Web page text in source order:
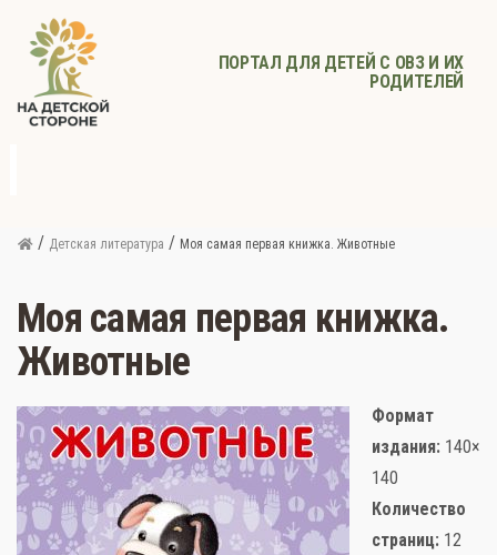
ПОРТАЛ ДЛЯ ДЕТЕЙ С ОВЗ И ИХ
РОДИТЕЛЕЙ
/ Детская литература / Моя самая первая книжка. Животные
Моя самая первая книжка.
Животные
Формат
издания: 140×
140
Количество
страниц: 12